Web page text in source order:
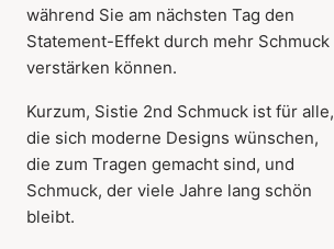
während Sie am nächsten Tag den
Statement-Effekt durch mehr Schmuck
verstärken können.
Kurzum, Sistie 2nd Schmuck ist für alle,
die sich moderne Designs wünschen,
die zum Tragen gemacht sind, und
Schmuck, der viele Jahre lang schön
bleibt.